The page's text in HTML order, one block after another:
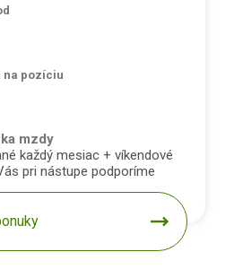
na pozíciu
mzdy
každý mesiac + víkendové
pri nástupe podporíme